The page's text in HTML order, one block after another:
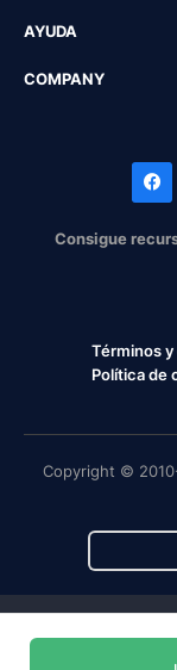
AYUDA
COMPANY
Consigue
Términos
Política de
Copyright ©